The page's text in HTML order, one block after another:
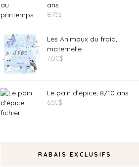
ans
8.75$
Les Animaux du froid,
maternelle
7.00$
Le pain d'épice, 8/10 ans
6.50$
RABAIS EXCLUSIFS